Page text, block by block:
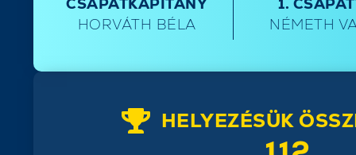
CSAPATKAPITÁNY
HORVÁTH BÉLA
1.
NÉMETH
HELYEZÉSÜK